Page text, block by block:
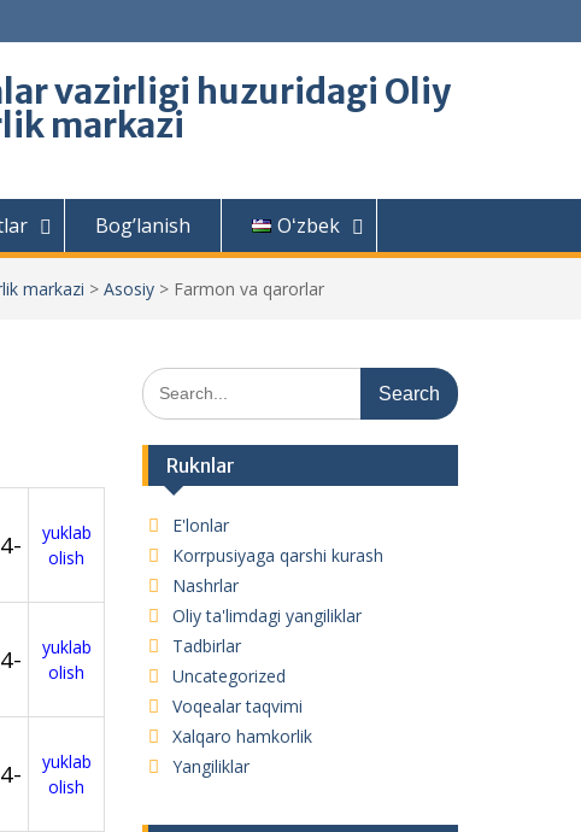
vazirligi huzuridagi Oliy
markazi
Bog’lanish Oʻzbek
markazi > Asosiy > Farmon va qarorlar
yuklab
olish
yuklab
olish
yuklab
olish
Search
for:
Ruknlar
E'lonlar
Korrpusiyaga qarshi kurash
Nashrlar
Oliy ta'limdagi yangiliklar
Tadbirlar
Uncategorized
Voqealar taqvimi
Xalqaro hamkorlik
Yangiliklar